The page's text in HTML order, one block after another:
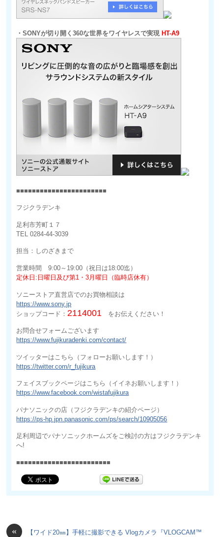
・SONYが切り開く360な世界をワイヤレスで実現 HT-A9
■■■■■■■■■■■■■■■■■■■■■■■
フジクラデンキ
足利市芳町１７
TEL 0284-44-3039
担当：しのざきまで
営業時間 9:00～19:00（祝日は18:00迄）
定休日:日曜日及び第1・3月曜日（臨時店休有）
ソニーストア直営店でのお買物相談は
https://www.sony.jp
ショップコード： 2114001 をお伝えください！
お問合せフォームございます
https://www.fujikuradenki.com/contact/
ツイッターはこちら（フォローお願いします！）
https://twitter.com/r_fujikura
フェイスブックページはこちら（イイネお願いします！）
https://www.facebook.com/wistafujikura
パナソニックの店（フジクラデンキの紹介ページ）
https://ps-hp.jpn.panasonic.com/ps/search/10905056
足利周辺でパナソニックホームズをご検討の方はフジクラデンキ
へ!
■■■■■■■■■■■■■■■■■■■■■■■■
«
【ワイド20㎜】手軽に撮影できる Vlogカメラ『VLOGCAM™